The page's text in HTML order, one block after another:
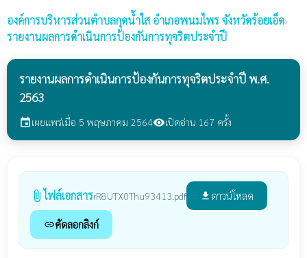
องค์การบริหารส่วนตำบลกุดน้ำใส อำเภอพนมไพร จังหวัดร้อยเอ็ด›
รายงานผลการดำเนินการป้องกันการทุจริตประจำปี
รายงานผลการดำเนินการป้องกันการทุจริตประจำปี พ.ศ.
2563
eventเผยแพร่เมื่อ 5 พฤษภาคม 2564visibilityเปิดอ่าน 167 ครั้ง
attach_file ไฟล์เอกสารrR8UTX0Thu93413.pdf file_download ดาวน์โหลด
linkคัดลอกลิงก์